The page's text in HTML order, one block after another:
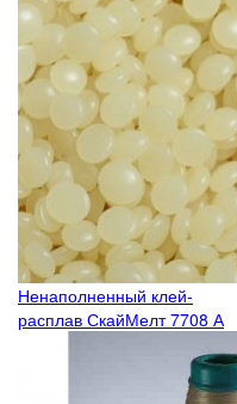
Ненаполненный клей-
расплав СкайМелт 7708 А